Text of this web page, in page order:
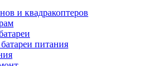
и квадракоптеров
питания